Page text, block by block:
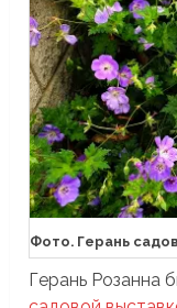
Фото. Герань
Герань Розанна